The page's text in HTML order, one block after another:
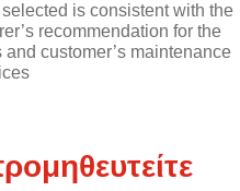
is consistent with the
recommendation for the
customer’s maintenance